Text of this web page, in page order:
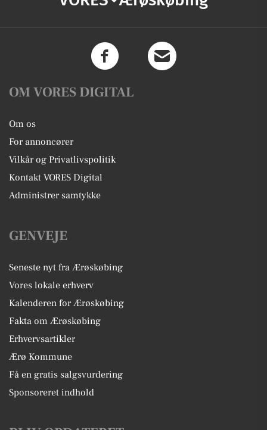
OM VORES DIGITAL
Om os
For annoncører
Vilkår og Privatlivspolitik
Kontakt VORES Digital
Administrer samtykke
GENVEJE
Seneste nyt fra Ærøskøbing
Vores lokale erhverv
Kalenderen for Ærøskøbing
Fakta om Ærøskøbing
Erhvervsartikler
Ærø Kommune
Få en gratis salgsvurdering
Sponsoreret indhold